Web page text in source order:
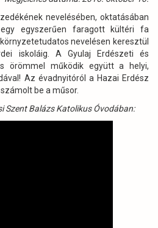
nevelésében, oktatásában
egyszerűen faragott kültéri fa
nevelésen keresztül
iskoláig. A Gyulaj Erdészeti és
örömmel működik együtt a helyi,
Az évadnyitóról a Hazai Erdész
be a műsor.
Szent Balázs Katolikus Óvodában: